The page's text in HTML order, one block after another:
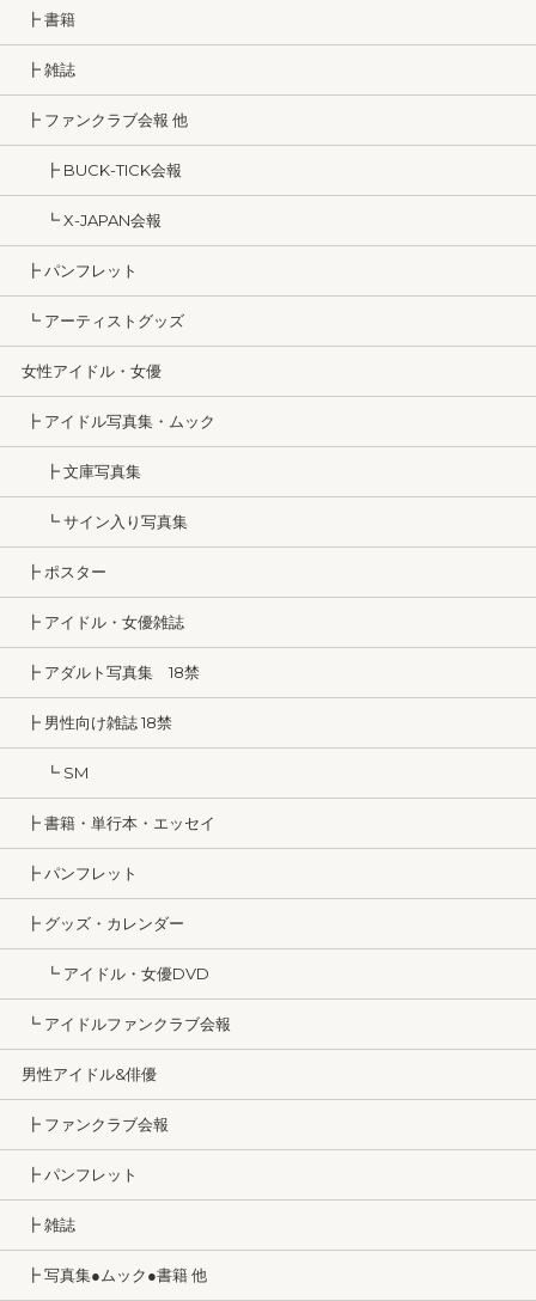
┣ 書籍
┣ 雑誌
┣ ファンクラブ会報 他
┣ BUCK-TICK会報
┗ X-JAPAN会報
┣ パンフレット
┗ アーティストグッズ
女性アイドル・女優
┣ アイドル写真集・ムック
┣ 文庫写真集
┗ サイン入り写真集
┣ ポスター
┣ アイドル・女優雑誌
┣ アダルト写真集 18禁
┣ 男性向け雑誌 18禁
┗ SM
┣ 書籍・単行本・エッセイ
┣ パンフレット
┣ グッズ・カレンダー
┗ アイドル・女優DVD
┗ アイドルファンクラブ会報
男性アイドル&俳優
┣ ファンクラブ会報
┣ パンフレット
┣ 雑誌
┣ 写真集●ムック●書籍 他